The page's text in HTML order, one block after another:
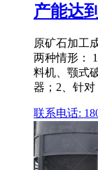
产能达
原矿石加工
两种情形：
料机、颚式
器；2、针对
联系电话: